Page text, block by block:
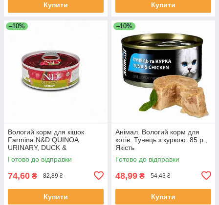
Купити Купити
–10%
Вологий корм для кішок
Farmina N&D QUINOA
URINARY, DUCK &
CRANBERRY ADULT для
проф. сечокам'яної хвороби,
Готово до відправки
74,60 ₴ 82,89 ₴
Купити
–10%
Анімал. Вологий корм для
котів. Тунець з куркою. 85 р.,
Якість
Готово до відправки
48,99 ₴ 54,43 ₴
Купити